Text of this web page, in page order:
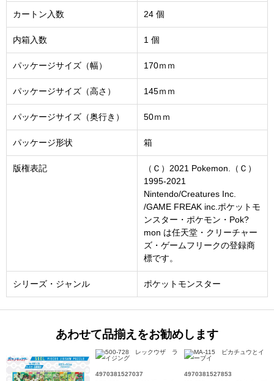
カートン入数 24 個
内箱入数 1 個
パッケージサイズ（幅） 170ｍｍ
パッケージサイズ（高さ） 145ｍｍ
パッケージサイズ（奥行き） 50ｍｍ
パッケージ形状 箱
版権表記
（Ｃ）2021 Pokemon.（Ｃ）
1995-2021
Nintendo/Creatures Inc.
/GAME FREAK inc.ポケットモ
ンスター・ポケモン・Pok?
mon は任天堂・クリーチャー
ズ・ゲームフリークの登録商
標です。
シリーズ・ジャンル ポケットモンスター
あわせて品揃えをお勧めします
4970381527037
4970381527853